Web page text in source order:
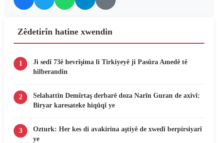
Zêdetirîn hatine xwendin
1
Ji sedî 73ê hevrîşima li Tirkiyeyê ji Pasûra Amedê tê
hilberandin
2
Selahattîn Demîrtaş derbarê doza Narîn Guran de axivî:
Biryar karesateke hiqûqî ye
3
Ozturk: Her kes di avakirina aştiyê de xwedî berpirsiyarî
ye